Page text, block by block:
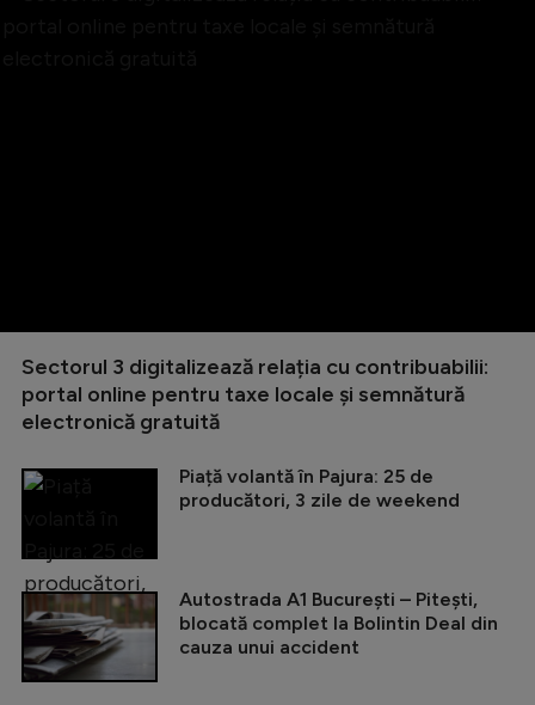
Sectorul 3 digitalizează relația cu contribuabilii:
portal online pentru taxe locale și semnătură
electronică gratuită
Piață volantă în Pajura: 25 de
producători, 3 zile de weekend
Autostrada A1 București – Pitești,
blocată complet la Bolintin Deal din
cauza unui accident